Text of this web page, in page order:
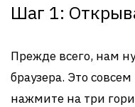
Шаг 1:
Прежде всего, нам
браузера. Это
нажмите на три